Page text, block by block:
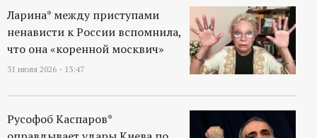
Ларина* между приступами
ненависти к России вспомнила,
что она «коренной москвич»
31 июля 2026 - 13:47
Русофоб Каспаров*